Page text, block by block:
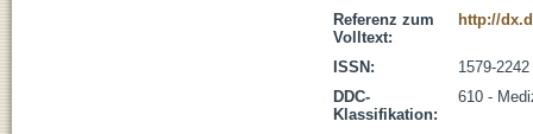
Referenz zum
Volltext:
http://
ISSN:
1579-2242
DDC-
Klassifikation:
610 -